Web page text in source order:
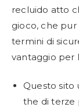
recluido atto
gioco, che pur
termini di
vantaggio per
Questo sito
the di terze